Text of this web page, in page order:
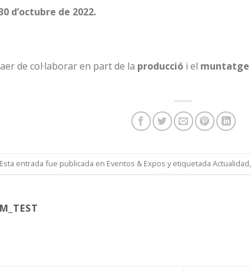
d’octubre de 2022.
de col·laborar en part de la producció i el muntatge
Esta entrada fue publicada en Eventos & Expos y etiquetada Actualidad,